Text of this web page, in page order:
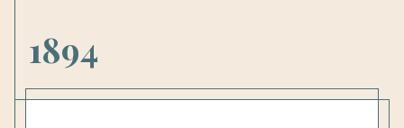
1894